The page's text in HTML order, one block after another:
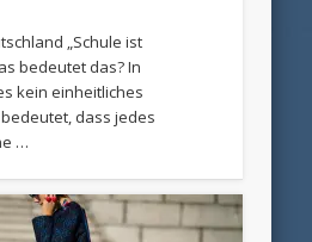
„Schule ist
bedeutet das? In
kein einheitliches
dass jedes
…